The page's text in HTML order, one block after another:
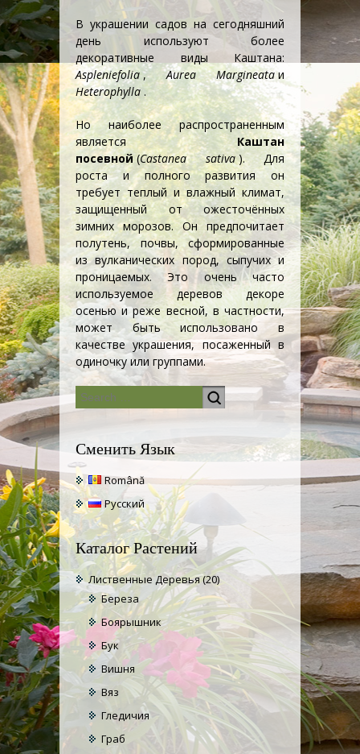
В украшении садов на сегодняшний
день используют более
декоративные виды Каштана:
Aspleniefolia ,Aurea Margineata и
Heterophylla .
Но наиболее распространенным
является Каштан
посевной (Castanea sativa ). Для
роста и полного развития он
требует теплый и влажный климат,
защищенный от ожесточённых
зимних морозов. Он предпочитает
полутень, почвы, сформированные
из вулканических пород, сыпучих и
проницаемых. Это очень часто
используемое деревов декоре
осенью и реже весной, в частности,
может быть использовано в
качестве украшения, посаженный в
одиночку или группами.
Сменить Язык
Română
Русский
Каталог Растений
Лиственные Деревья(20)
Береза
Боярышник
Бук
Вишня
Вяз
Гледичия
Граб